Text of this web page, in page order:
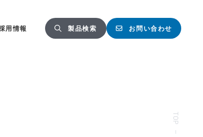
用情報 製品検索 お問い合わせ
TOP